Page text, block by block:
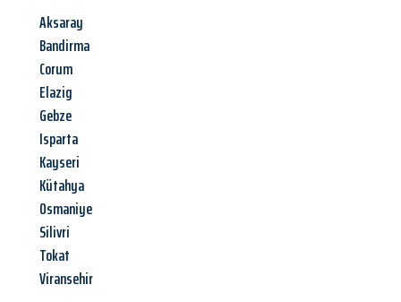
Aksaray
Bandirma
Corum
Elazig
Gebze
Isparta
Kayseri
Kütahya
Osmaniye
Silivri
Tokat
Viransehir